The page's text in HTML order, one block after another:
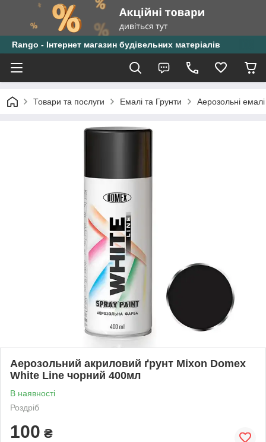
Rango - Інтернет магазин будівельних матеріалів
Товари та послуги Емалі та Грунти Аерозольні емалі
Аерозольний акриловий ґрунт Mixon Domex
White Line чорний 400мл
В наявності
Роздріб
100 ₴